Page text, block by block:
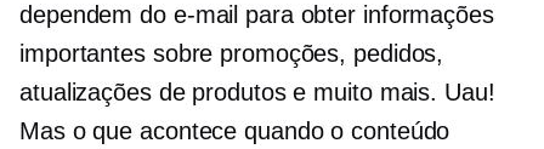
dependem do e-mail para obter informações
importantes sobre promoções, pedidos,
atualizações de produtos e muito mais. Uau!
Mas o que acontece quando o conteúdo